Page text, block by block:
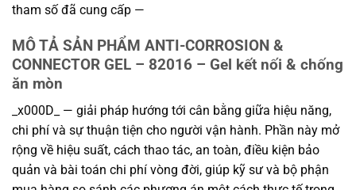
tham số đã cung cấp —
MÔ TẢ SẢN PHẨM ANTI-CORROSION &
CONNECTOR GEL – 82016 – Gel kết nối & chống
ăn mòn
_x000D_ — giải pháp hướng tới cân bằng giữa hiệu năng,
chi phí và sự thuận tiện cho người vận hành. Phần này mở
rộng về hiệu suất, cách thao tác, an toàn, điều kiện bảo
quản và bài toán chi phí vòng đời, giúp kỹ sư và bộ phận